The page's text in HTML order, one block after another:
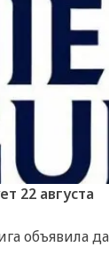
22 августа
объявила